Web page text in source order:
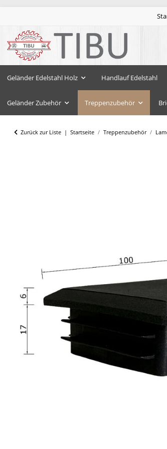
Geländer Edelstahl Holz Handlauf Edelstahl
Geländer Zubehör Treppenzubehör
Zurück zur Liste Startseite Treppenzubehör